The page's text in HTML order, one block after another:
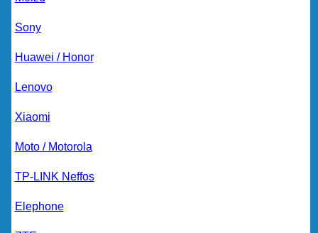
Sony
Huawei / Honor
Lenovo
Xiaomi
Moto / Motorola
TP-LINK Neffos
Elephone